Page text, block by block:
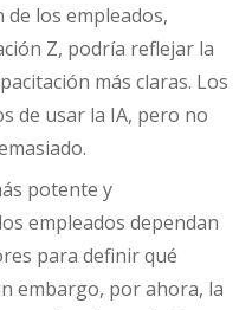
los empleados,
Z, podría reflejar la
más claras. Los
de usar la IA, pero no
potente y
empleados dependan
para definir qué
embargo, por ahora, la